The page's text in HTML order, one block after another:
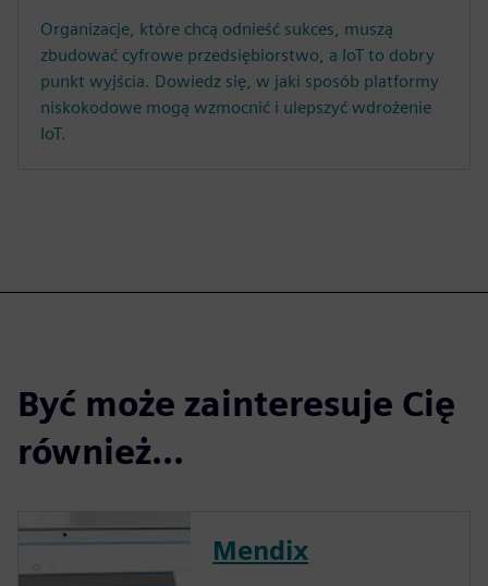
Organizacje, które chcą odnieść sukces, muszą
zbudować cyfrowe przedsiębiorstwo, a IoT to dobry
punkt wyjścia. Dowiedz się, w jaki sposób platformy
niskokodowe mogą wzmocnić i ulepszyć wdrożenie
IoT.
Być może zainteresuje Cię
również...
Mendix